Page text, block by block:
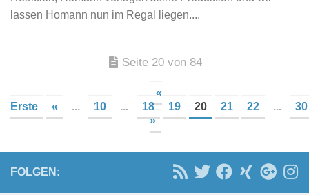
lassen Homann nun im Regal liegen....
Seite 20 von 84
«
Erste
« ... 10 ... 18 19 20 21 22 ...
30
»
FOLGEN: